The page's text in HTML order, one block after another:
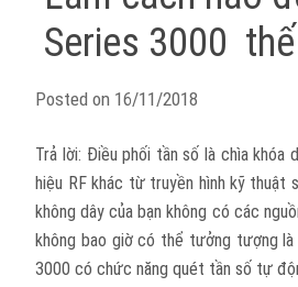
Series 3000
Posted on 16/11/2018
Trả lời: Điều phối tần số là chìa khóa
hiệu RF khác từ truyền hình kỹ thuật
không dây của bạn không có các
không bao giờ có thể tưởng tượng
3000 có chức năng quét tần số tự